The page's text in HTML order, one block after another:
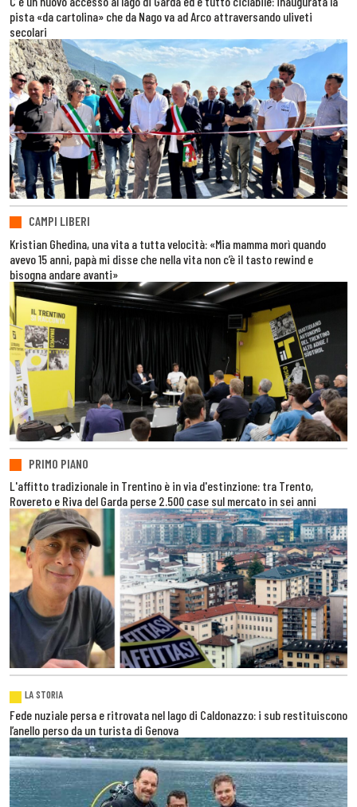
pista «da cartolina» che da Nago va ad Arco attraversando uliveti
secolari
CAMPI LIBERI
Kristian Ghedina, una vita a tutta velocità: «Mia mamma morì quando
avevo 15 anni, papà mi disse che nella vita non c’è il tasto rewind e
bisogna andare avanti»
PRIMO PIANO
L'affitto tradizionale in Trentino è in via d'estinzione: tra Trento,
Rovereto e Riva del Garda perse 2.500 case sul mercato in sei anni
LA STORIA
Fede nuziale persa e ritrovata nel lago di Caldonazzo: i sub restituiscono
l’anello perso da un turista di Genova